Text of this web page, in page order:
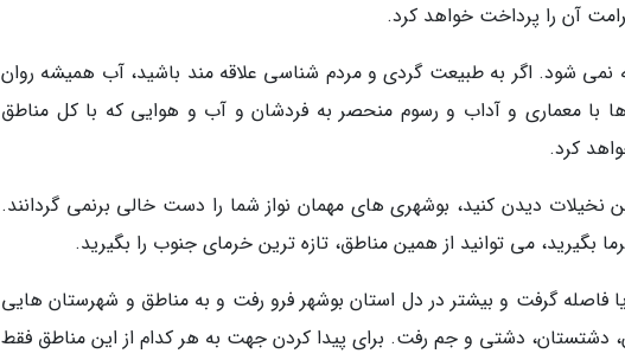
آن را پرداخت خواهد کرد.
نمی شود. اگر به طبیعت گردی و مردم شناسی علاقه مند باشید، آب همیشه روان
با معماری و آداب و رسوم منحصر به فردشان و آب و هوایی که با کل مناطق
کرد.
نخیلات دیدن کنید، بوشهری های مهمان نواز شما را دست خالی برنمی گردانند.
بگیرید، می توانید از همین مناطق، تازه ترین خرمای جنوب را بگیرید.
فاصله گرفت و بیشتر در دل استان بوشهر فرو رفت و به مناطق و شهرستان هایی
دشتستان، دشتی و جم رفت. برای پیدا کردن جهت به هر کدام از این مناطق فقط